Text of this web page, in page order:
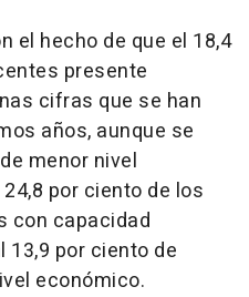
el hecho de que el 18,4
presente
cifras que se han
años, aunque se
menor nivel
por ciento de los
con capacidad
por ciento de
económico.